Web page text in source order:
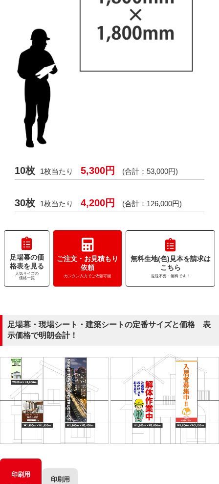
10枚 1枚当たり 5,300円 (合計：53,000円)
30枚 1枚当たり 4,200円 (合計：126,000円)
足場幕の価
格表を見る
人気サイズの
価格一覧
ご注文・お見積もり
依頼
カンタン入力でご依頼可能
無料生地(色)見本を請求は
こちら
返送不要・無料です！
足場幕・現場シート・建築シートの定番サイズと価格 表
示価格で明朗会計！
印刷用
印刷用